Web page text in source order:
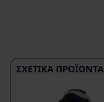
ΣΧΕΤΙΚΆ ΠΡΟΪΌΝΤΑ